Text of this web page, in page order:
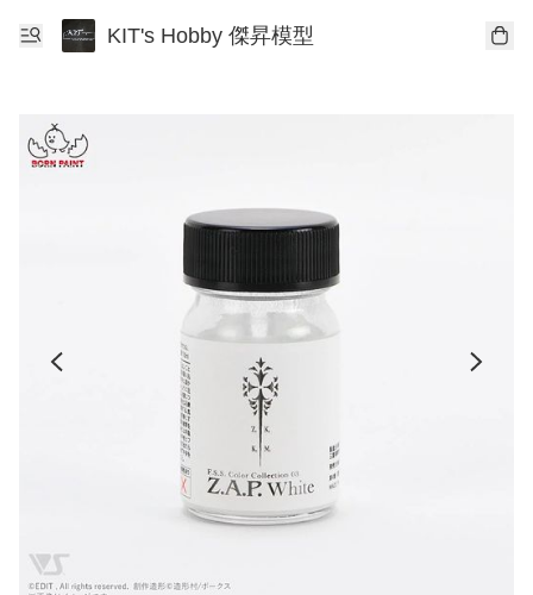
KIT's Hobby 傑昇模型